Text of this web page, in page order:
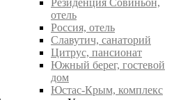
Резиденция Совиньон,
отель
Россия, отель
Славутич, санаторий
Цитрус, пансионат
Южный берег, гостевой
дом
Юстас-Крым, комплекс